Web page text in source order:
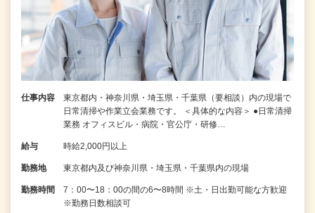
仕事内容
東京都内・神奈川県・埼玉県・千葉県（要相談）内の現場で
日常清掃や作業立会業務です。 ＜具体的な内容＞ ●日常清掃
業務 オフィスビル・病院・官公庁・研修…
給与 時給2,000円以上
勤務地 東京都内及び神奈川県・埼玉県・千葉県内の現場
勤務時間
7：00〜18：00の間の6〜8時間 ※土・日出勤可能な方歓迎
※勤務日数相談可